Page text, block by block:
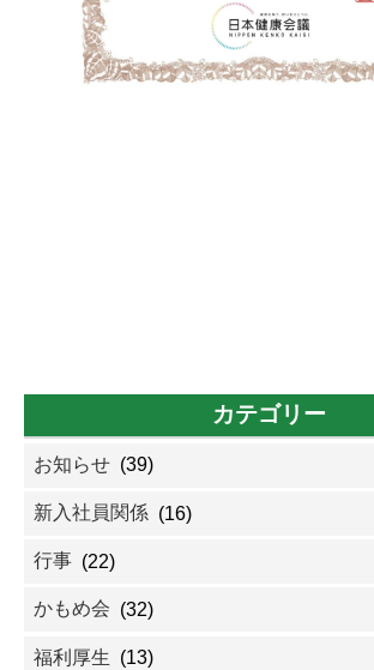
カテゴリー
お知らせ (39)
新入社員関係 (16)
行事 (22)
かもめ会 (32)
福利厚生 (13)